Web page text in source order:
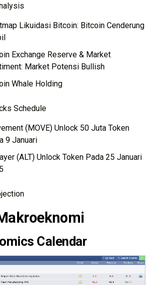
Likuidasi Bitcoin: Bitcoin Cenderung
Exchange Reserve & Market
Market Potensi Bullish
Whale Holding
Schedule
(MOVE) Unlock 50 Juta Token
9 Januari
(ALT) Unlock Token Pada 25 Januari
Calendar